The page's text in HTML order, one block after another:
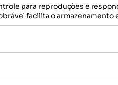
para reproduções e
facilita o armazenamento